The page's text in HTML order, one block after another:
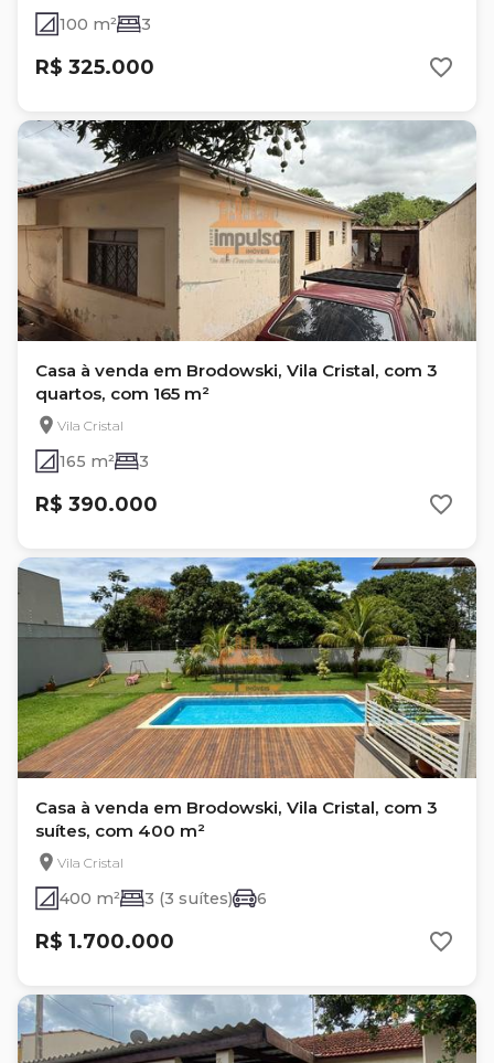
100 m² 3
R$ 325.000
Casa à venda em Brodowski, Vila Cristal, com 3
quartos, com 165 m²
Vila Cristal
165 m² 3
R$ 390.000
Casa à venda em Brodowski, Vila Cristal, com 3
suítes, com 400 m²
Vila Cristal
400 m² 3 (3 suítes) 6
R$ 1.700.000